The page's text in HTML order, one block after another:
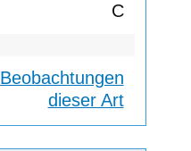
C
Beobachtungen
dieser Art